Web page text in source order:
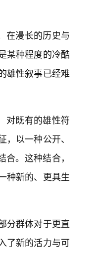
在漫长的历史与
某种程度的冷酷
雄性叙事已经难
对既有的雄性符
以一种公开、
。这种结合，
种新的、更具生
分群体对于更直
了新的活力与可